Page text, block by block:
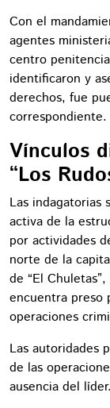
Con el
agentes
centro
identificaron y
derechos, fue
correspondiente.
Vínculos
“Los
Las indagatorias
activa de la
por actividades
norte de la
de “El
encuentra preso
operaciones
Las autoridades
de las
ausencia del líder.